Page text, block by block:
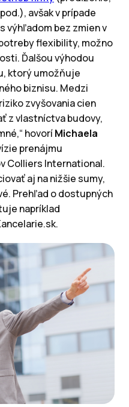
avšak v prípade
výhľadom bez zmien v
flexibility, možno
Ďalšou výhodou
ktorý umožňuje
biznisu. Medzi
zvyšovania cien
z vlastníctva budovy,
hovoríMichaela
prenájmu
Colliers International.
aj na nižšie sumy,
Prehľad o dostupných
napríklad